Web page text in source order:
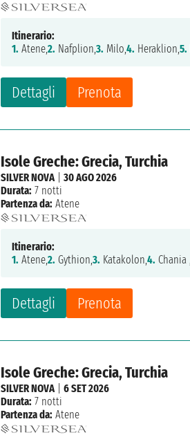
Dettagli Prenota
Itinerario:
1. Atene,2. Nafplion, 3. Milo, 4. Heraklion, 5.
Isole Greche: Grecia, Turchia
Dettagli Prenota
SILVER NOVA
30 AGO 2026
Durata: 7 notti
Partenza da: Atene
Itinerario:
1. Atene,2. Gythion, 3. Katakolon, 4. Chania ,
Isole Greche: Grecia, Turchia
SILVER NOVA
6 SET 2026
Durata: 7 notti
Partenza da: Atene